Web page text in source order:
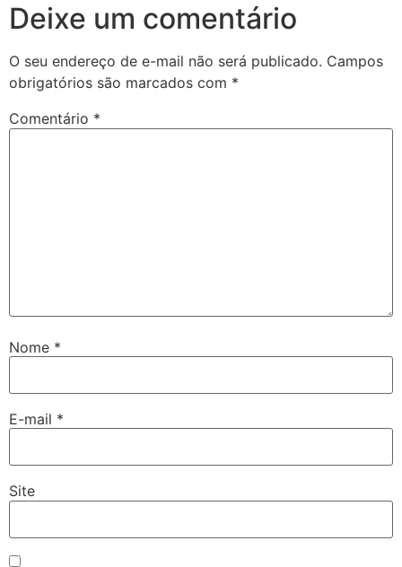
Deixe um comentário
O seu endereço de e-mail não será publicado. Campos
obrigatórios são marcados com *
Comentário *
Nome *
E-mail *
Site